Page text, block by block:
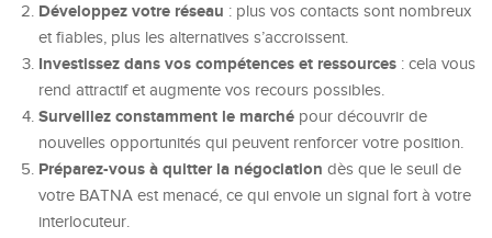
Développez votre réseau : plus vos contacts sont nombreux
et fiables, plus les alternatives s’accroissent.
Investissez dans vos compétences et ressources : cela vous
rend attractif et augmente vos recours possibles.
Surveillez constamment le marché pour découvrir de
nouvelles opportunités qui peuvent renforcer votre position.
Préparez-vous à quitter la négociation dès que le seuil de
votre BATNA est menacé, ce qui envoie un signal fort à votre
interlocuteur.